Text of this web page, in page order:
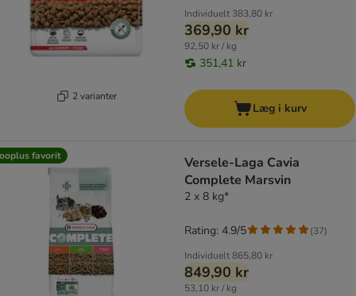
2 varianter
Individuelt 383,80 kr
369,90 kr
92,50 kr / kg
351,41 kr
Læg i kurv
favorit
Versele-Laga Cavia
Complete Marsvin
2 x 8 kg*
Individuelt865,80 kr
849,90 kr
53,10 kr / kg
Rating: 4.9/5 (37)